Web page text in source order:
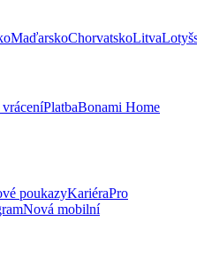
MaďarskoChorvatskoLitva
vráceníPlatbaBonami Home
poukazyKariéraPro
Nová mobilní